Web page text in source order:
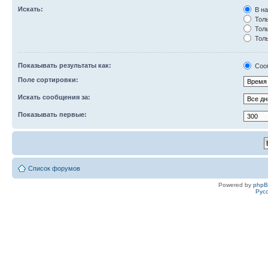
Искать:
В
Показывать результаты как:
Поле сортировки:
Искать сообщения за:
Показывать первые:
Список форумов
Powered by